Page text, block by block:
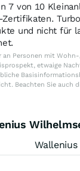
7 von 10
und nicht für
an Personen mit
etwaige
Beachten Sie auch
Wallenius